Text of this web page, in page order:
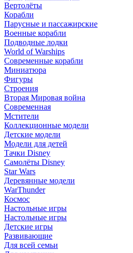
Вертолёты
Корабли
Парусные и пассажирские
Военные корабли
Подводные лодки
World of Warships
Современные корабли
Миниатюра
Фигуры
Строения
Вторая Мировая война
Современная
Мстители
Коллекционные модели
Детские модели
Модели для детей
Тачки Disney
Самолёты Disney
Star Wars
Деревянные модели
WarThunder
Космос
Настольные игры
Настольные игры
Детские игры
Развивающие
Для всей семьи